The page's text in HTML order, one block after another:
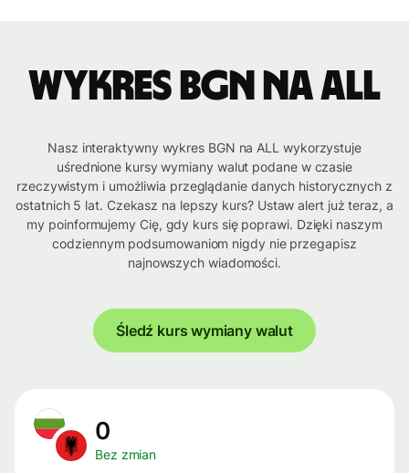
Wykres BGN na ALL
Nasz interaktywny wykres BGN na ALL wykorzystuje
uśrednione kursy wymiany walut podane w czasie
rzeczywistym i umożliwia przeglądanie danych historycznych z
ostatnich 5 lat. Czekasz na lepszy kurs? Ustaw alert już teraz, a
my poinformujemy Cię, gdy kurs się poprawi. Dzięki naszym
codziennym podsumowaniom nigdy nie przegapisz
najnowszych wiadomości.
Śledź kurs wymiany walut
0
Bez zmian